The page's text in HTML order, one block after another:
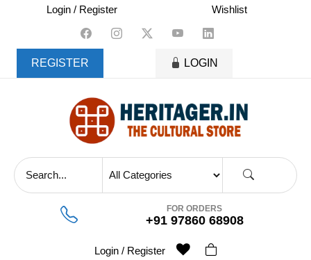
content
Login / Register Wishlist
REGISTER LOGIN
FOR ORDERS
+91 97860 68908
Login / Register